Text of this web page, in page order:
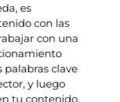
es
con las
con una
palabras clave
y luego
tu contenido.